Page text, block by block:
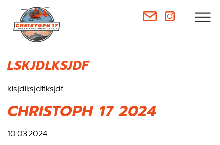
LSKJDLKSJDF
klsjdlksjdflksjdf
CHRISTOPH 17 2024
10.03.2024